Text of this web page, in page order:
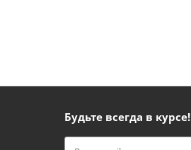
Будьте всегда в курсе!